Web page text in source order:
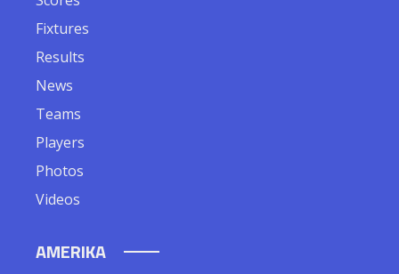
Scores
Fixtures
Results
News
Teams
Players
Photos